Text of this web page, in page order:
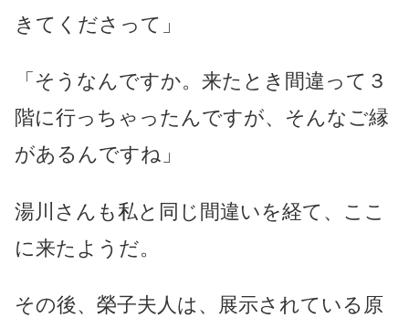
きてくださって」
「そうなんですか。来たとき間違って３
階に行っちゃったんですが、そんなご縁
があるんですね」
湯川さんも私と同じ間違いを経て、ここ
に来たようだ。
その後、榮子夫人は、展示されている原